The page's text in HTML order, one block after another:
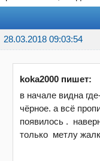
28.03.2018 09:03:54
koka2000 пишет:
в начале видна
чёрное. а всё
появилось .
только метлу